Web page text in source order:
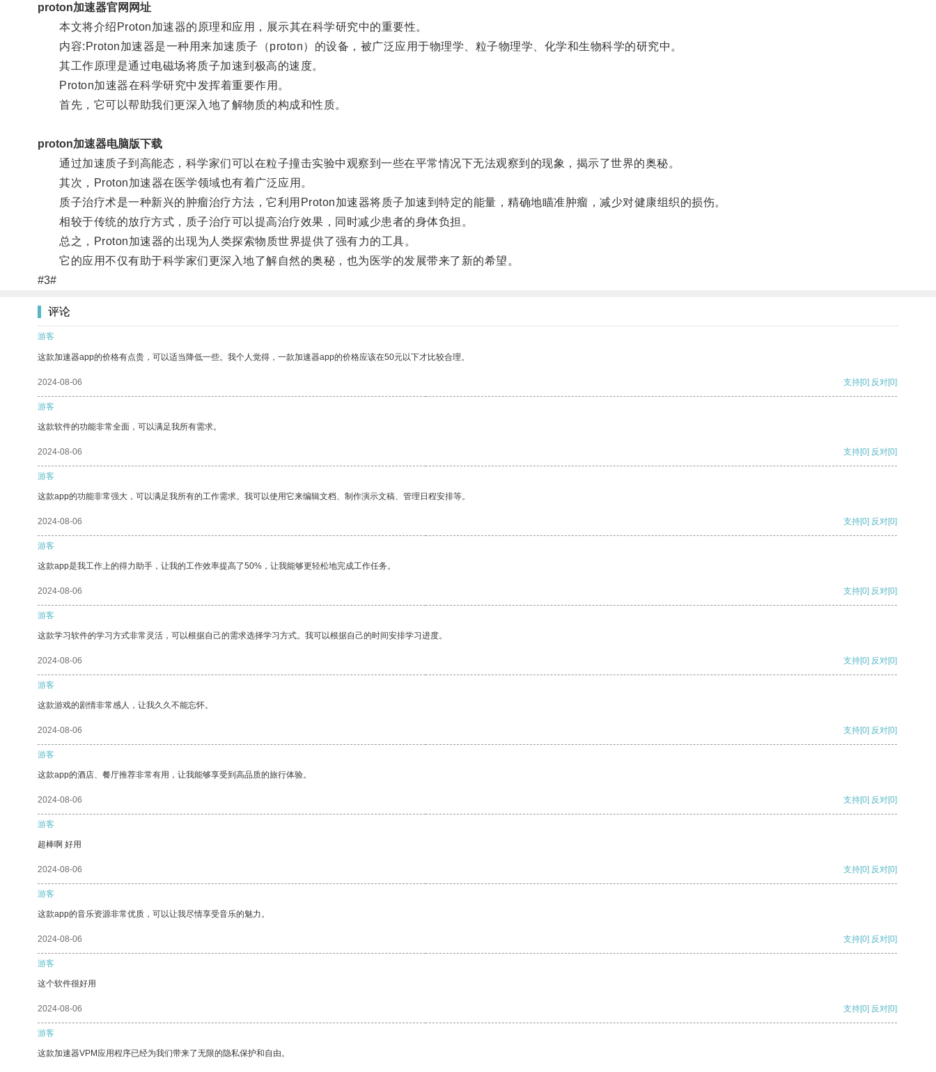
proton加速器官网网址
本文将介绍Proton加速器的原理和应用，展示其在科学研究中的重要性。
内容:Proton加速器是一种用来加速质子（proton）的设备，被广泛应用于物理学、粒子物理学、化学和生物科学的研究中。
其工作原理是通过电磁场将质子加速到极高的速度。
Proton加速器在科学研究中发挥着重要作用。
首先，它可以帮助我们更深入地了解物质的构成和性质。
proton加速器电脑版下载
通过加速质子到高能态，科学家们可以在粒子撞击实验中观察到一些在平常情况下无法观察到的现象，揭示了世界的奥秘。
其次，Proton加速器在医学领域也有着广泛应用。
质子治疗术是一种新兴的肿瘤治疗方法，它利用Proton加速器将质子加速到特定的能量，精确地瞄准肿瘤，减少对健康组织的损伤。
相较于传统的放疗方式，质子治疗可以提高治疗效果，同时减少患者的身体负担。
总之，Proton加速器的出现为人类探索物质世界提供了强有力的工具。
它的应用不仅有助于科学家们更深入地了解自然的奥秘，也为医学的发展带来了新的希望。
#3#
评论
游客
这款加速器app的价格有点贵，可以适当降低一些。我个人觉得，一款加速器app的价格应该在50元以下才比较合理。
2024-08-06 支持[0] 反对[0]
游客
这款软件的功能非常全面，可以满足我所有需求。
2024-08-06 支持[0] 反对[0]
游客
这款app的功能非常强大，可以满足我所有的工作需求。我可以使用它来编辑文档、制作演示文稿、管理日程安排等。
2024-08-06 支持[0] 反对[0]
游客
这款app是我工作上的得力助手，让我的工作效率提高了50%，让我能够更轻松地完成工作任务。
2024-08-06 支持[0] 反对[0]
游客
这款学习软件的学习方式非常灵活，可以根据自己的需求选择学习方式。我可以根据自己的时间安排学习进度。
2024-08-06 支持[0] 反对[0]
游客
这款游戏的剧情非常感人，让我久久不能忘怀。
2024-08-06 支持[0] 反对[0]
游客
这款app的酒店、餐厅推荐非常有用，让我能够享受到高品质的旅行体验。
2024-08-06 支持[0] 反对[0]
游客
超棒啊 好用
2024-08-06 支持[0] 反对[0]
游客
这款app的音乐资源非常优质，可以让我尽情享受音乐的魅力。
2024-08-06 支持[0] 反对[0]
游客
这个软件很好用
2024-08-06 支持[0] 反对[0]
游客
这款加速器VPM应用程序已经为我们带来了无限的隐私保护和自由。